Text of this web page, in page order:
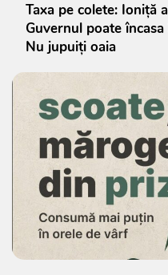
Taxa pe colete: Ioniță
Guvernul poate
Nu jupuiți oaia